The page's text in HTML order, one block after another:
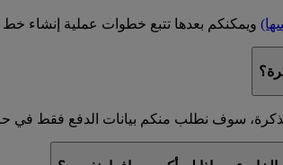
ويمكنكم بعدها تتبع خطوات عملية إنشاء خط
سوف نطلب منكم بيانات الدفع فقط في